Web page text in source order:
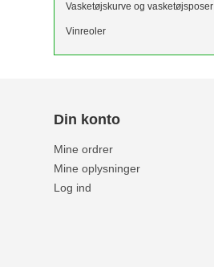
Vasketøjskurve og vasketøjsposer
Vinreoler
Din konto
Mine ordrer
Mine oplysninger
Log ind